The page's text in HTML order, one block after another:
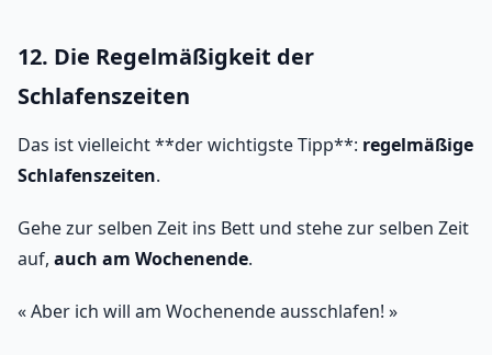
12. Die Regelmäßigkeit der
Schlafenszeiten
Das ist vielleicht **der wichtigste Tipp**: regelmäßige
Schlafenszeiten.
Gehe zur selben Zeit ins Bett und stehe zur selben Zeit
auf, auch am Wochenende.
« Aber ich will am Wochenende ausschlafen! »